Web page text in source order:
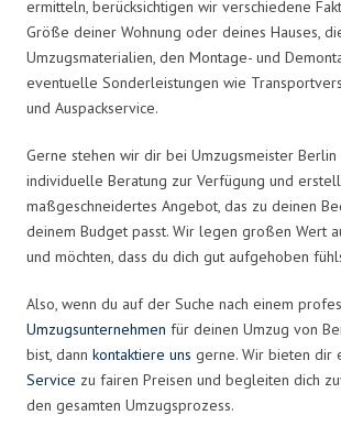
ermitteln, berücksichtigen wir verschiedene
Größe deiner Wohnung oder deines Hauses,
Umzugsmaterialien, den Montage- und
eventuelle Sonderleistungen wie
und Auspackservice.
Gerne stehen wir dir bei Umzugsmeister
individuelle Beratung zur Verfügung und
maßgeschneidertes Angebot, das zu deinen
deinem Budget passt. Wir legen großen Wert
und möchten, dass du dich gut aufgehoben
Also, wenn du auf der Suche nach einem
Umzugsunternehmen für deinen Umzug von
bist, dann kontaktiere uns gerne. Wir bieten dir
Service zu fairen Preisen und begleiten dich
den gesamten Umzugsprozess.